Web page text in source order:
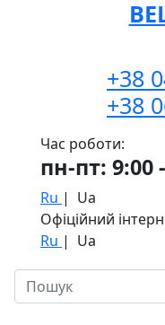
+38
+38
Час роботи:
пн-пт: 9:00
Ru | Ua
Офіційний
Ru | Ua